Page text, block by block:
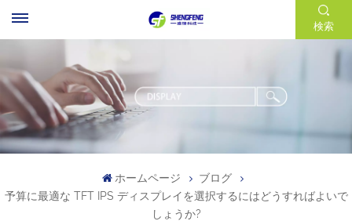
検索
ホームページ
ブログ
予算に最適な TFT IPS ディスプレイを選択するにはどうすればよいで
しょうか?